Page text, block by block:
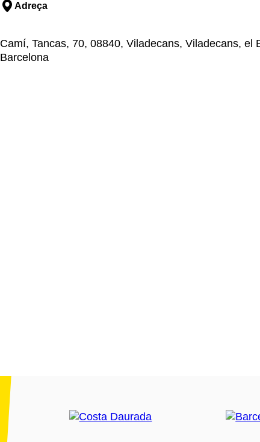
Adreça
Camí, Tancas, 70, 08840, Viladecans, Viladecans, el
Barcelona